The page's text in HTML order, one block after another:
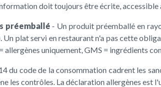
doit toujours être écrite,
préemballé - Un produit préemballé en
Un plat servi en restaurant n'a pas cette
uniquement, GMS = ingrédients
du code de la consommation cadrent les
les contrôles. La déclaration allergènes